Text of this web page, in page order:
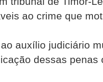
ao crime que
auxílio judiciário
dessas penas